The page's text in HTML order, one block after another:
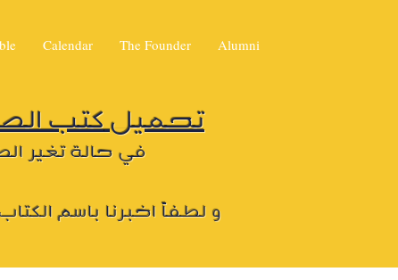
Calendar The Founder Alumni
تحميلكتب
في حالة تغير
و لطفاً اخبرنا باسم